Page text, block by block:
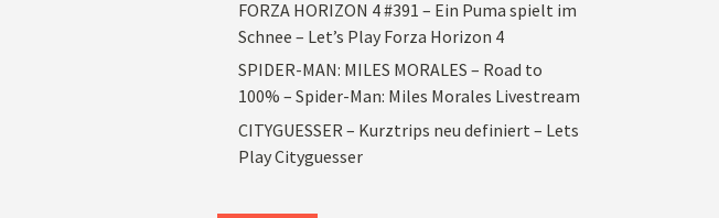
FORZA HORIZON 4 #391 – Ein Puma spielt im
Schnee – Let’s Play Forza Horizon 4
SPIDER-MAN: MILES MORALES – Road to
100% – Spider-Man: Miles Morales Livestream
CITYGUESSER – Kurztrips neu definiert – Lets
Play Cityguesser